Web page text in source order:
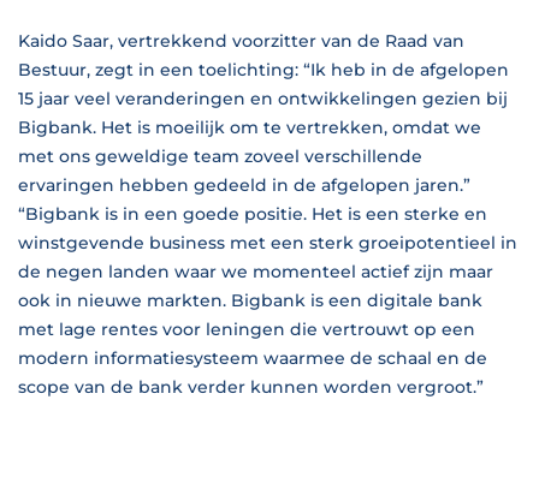
Kaido Saar, vertrekkend voorzitter van de Raad van
Bestuur, zegt in een toelichting: “Ik heb in de afgelopen
15 jaar veel veranderingen en ontwikkelingen gezien bij
Bigbank. Het is moeilijk om te vertrekken, omdat we
met ons geweldige team zoveel verschillende
ervaringen hebben gedeeld in de afgelopen jaren.”
“Bigbank is in een goede positie. Het is een sterke en
winstgevende business met een sterk groeipotentieel in
de negen landen waar we momenteel actief zijn maar
ook in nieuwe markten. Bigbank is een digitale bank
met lage rentes voor leningen die vertrouwt op een
modern informatiesysteem waarmee de schaal en de
scope van de bank verder kunnen worden vergroot.”